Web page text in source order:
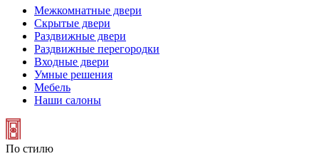
Межкомнатные двери
Скрытые двери
Раздвижные двери
Раздвижные перегородки
Входные двери
Умные решения
Мебель
Наши салоны
По стилю